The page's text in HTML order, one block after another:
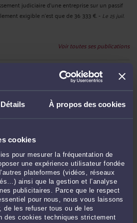
Détails À propos des cookies
cookies
pour mesurer la fréquentation de
une expérience utilisateur fondée
plateformes (vidéos, réseaux
ainsi que la gestion et l’analyse
publicitaires. Parce que le respect
pour nous, nous vous laissons
de les refuser tous ou de les
des cookies techniques strictement
judiciaire d'une entreprise sur un passif
exigible n'est que de 36 333 €.- Le 15 juil.
Voir toutes ses publications
et je vous en remercie. »
dissimulé Un « revirement ...
urssaf ce qui equivaut a une condanation
lui réclame trois ...
similaire, me concernant personnellement,
se désiste. Pas souvent. ...
en déclarant une fiche de paie es-ce que